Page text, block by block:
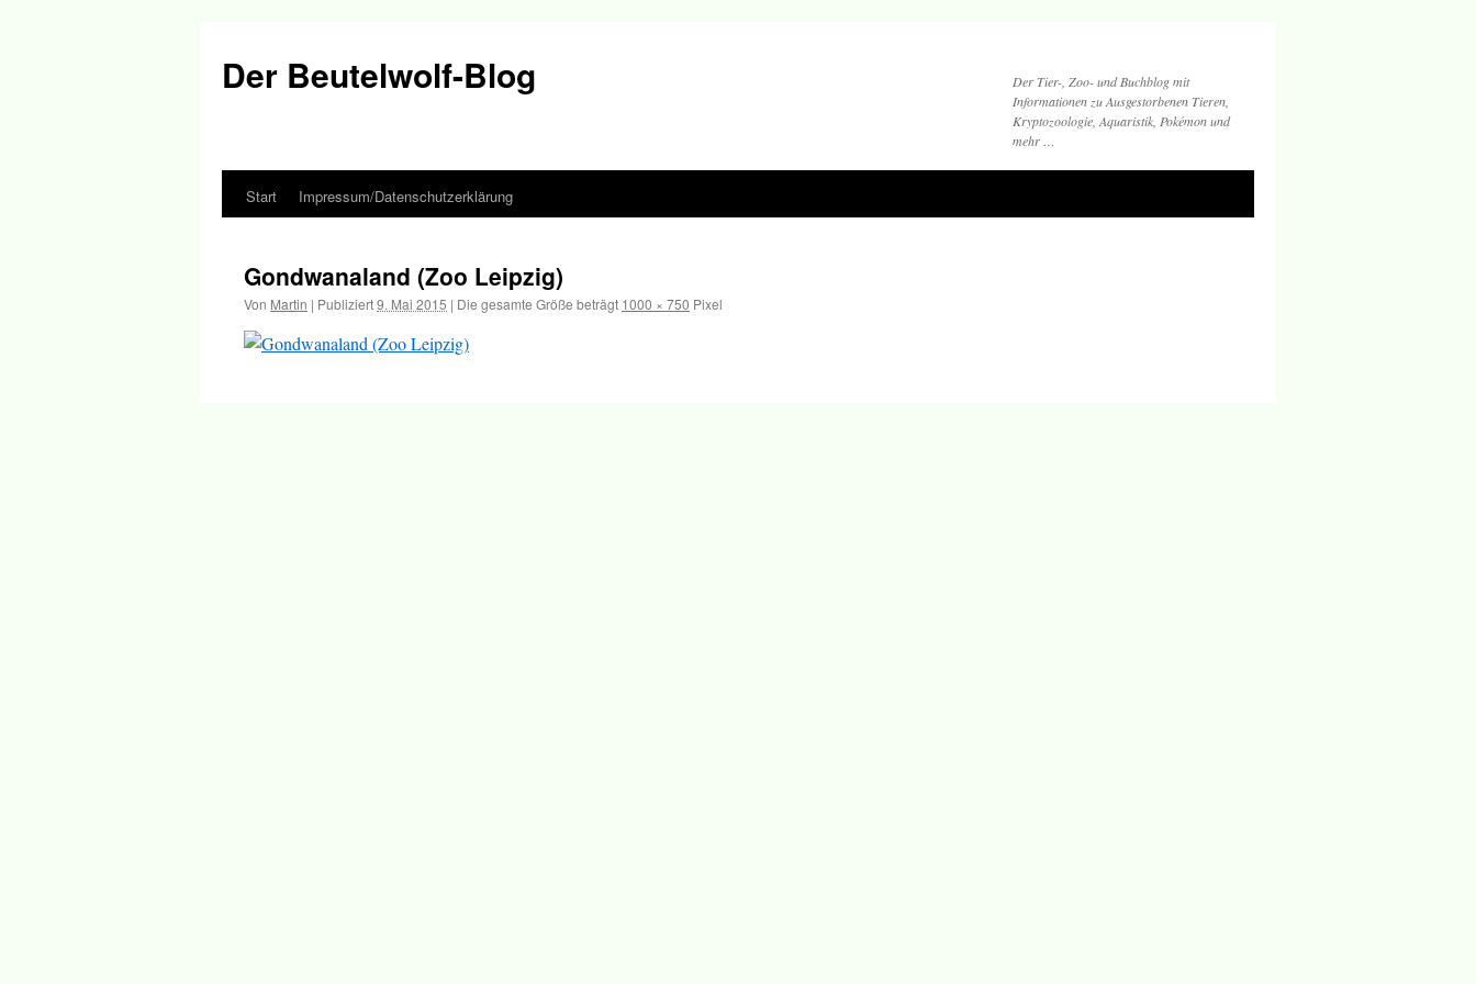
Der Beutelwolf-Blog
Der Tier-, Zoo- und Buchblog mit
Informationen zu Ausgestorbenen Tieren,
Kryptozoologie, Aquaristik, Pokémon und
mehr …
Springe
Inhalt
Start Impressum/Datenschutzerklärung
Gondwanaland (Zoo Leipzig)
Von Martin | Publiziert9. Mai 2015 | Die gesamte Größe beträgt 1000 × 750 Pixel